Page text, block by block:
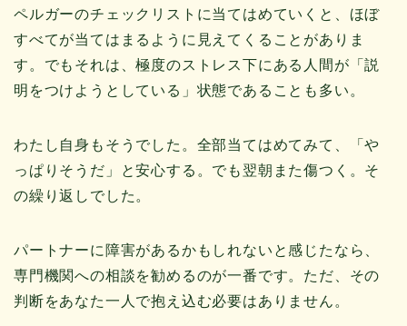
ペルガーのチェックリストに当てはめていくと、ほぼ
すべてが当てはまるように見えてくることがありま
す。でもそれは、極度のストレス下にある人間が「説
明をつけようとしている」状態であることも多い。
わたし自身もそうでした。全部当てはめてみて、「や
っぱりそうだ」と安心する。でも翌朝また傷つく。そ
の繰り返しでした。
パートナーに障害があるかもしれないと感じたなら、
専門機関への相談を勧めるのが一番です。ただ、その
判断をあなた一人で抱え込む必要はありません。